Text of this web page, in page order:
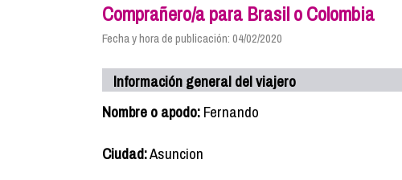
Comprañero/a para Brasil o Colombia
Fecha y hora de publicación: 04/02/2020
Información general del viajero
Nombre o apodo:Fernando
Ciudad:Asuncion